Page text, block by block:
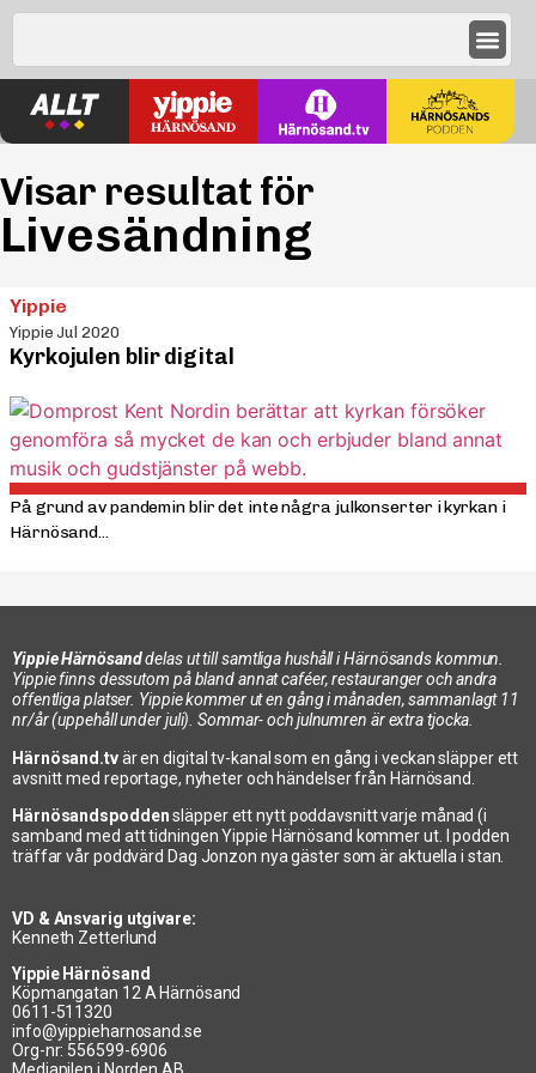
Visar resultat för
Livesändning
Yippie
Yippie Jul 2020
Kyrkojulen blir digital
På grund av pandemin blir det inte några julkonserter i kyrkan i
Härnösand...
Yippie Härnösanddelas ut till samtliga hushåll i Härnösands kommun.
Yippie finns dessutom på bland annat caféer, restauranger och andra
offentliga platser. Yippie kommer ut en gång i månaden, sammanlagt 11
nr/år (uppehåll under juli). Sommar- och julnumren är extra tjocka.
Härnösand.tvär en digital tv-kanal som en gång i veckan släpper ett
avsnitt med reportage, nyheter och händelser från Härnösand.
Härnösandspoddensläpper ett nytt poddavsnitt varje månad (i
samband med att tidningen Yippie Härnösand kommer ut. I podden
träffar vår poddvärd Dag Jonzon nya gäster som är aktuella i stan.
VD & Ansvarig utgivare:
Kenneth Zetterlund
Yippie Härnösand
Köpmangatan 12 A Härnösand
0611-511320
info@yippieharnosand.se
Org-nr: 556599-6906